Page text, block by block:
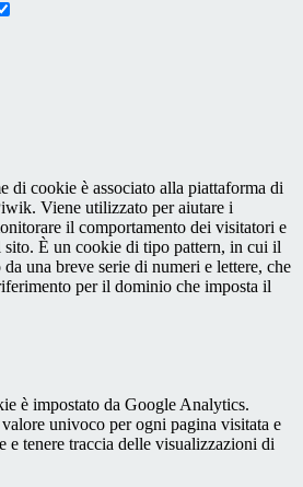
di cookie è associato alla piattaforma di
Viene utilizzato per aiutare i
il comportamento dei visitatori e
sito. È un cookie di tipo pattern, in cui il
una breve serie di numeri e lettere, che
per il dominio che imposta il
è impostato da Google Analytics.
univoco per ogni pagina visitata e
e tenere traccia delle visualizzazioni di